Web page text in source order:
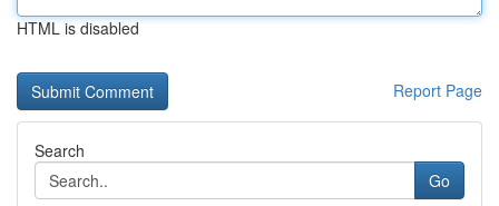
HTML is disabled
Report Page
Search
Go